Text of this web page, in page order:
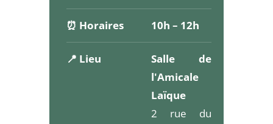
⏰ Horaires 10h – 12h
📍 Lieu
Salle de
l'Amicale
Laïque
2 rue du